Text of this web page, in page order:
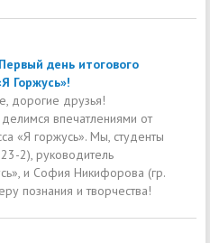
Первый день итогового
Горжусь»!
дорогие друзья!
впечатлениями от
«Я горжусь». Мы, студенты
2), руководитель
и София Никифорова (гр.
познания и творчества!